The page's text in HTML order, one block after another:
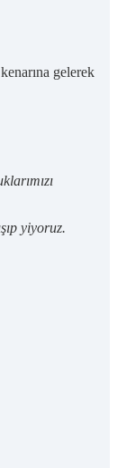
gelerek
yiyoruz.